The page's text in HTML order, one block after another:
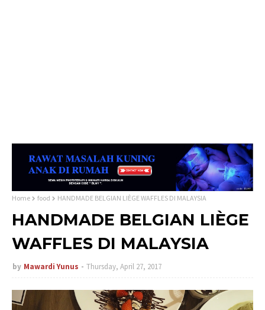
Home food HANDMADE BELGIAN LIÈGE WAFFLES DI MALAYSIA
HANDMADE BELGIAN LIÈGE
WAFFLES DI MALAYSIA
by Mawardi Yunus Thursday, April 27, 2017